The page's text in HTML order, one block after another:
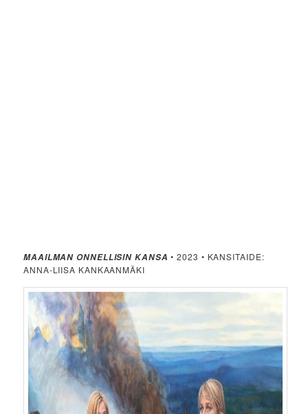
MAAILMAN ONNELLISIN KANSA • 2023 • KANSITAIDE:
ANNA-LIISA KANKAANMÄKI